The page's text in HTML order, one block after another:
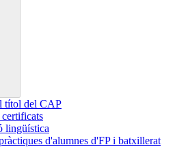
títol del CAP
lingüística
d'alumnes d'FP i batxillerat